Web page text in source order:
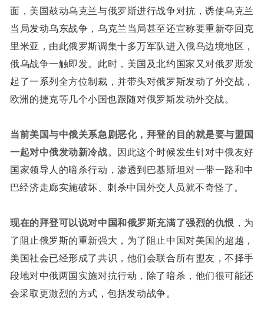
面，美国鼓动乌克兰与俄罗斯进行战争对抗，诱使乌克兰
当局发动乌东战争，乌克兰当局甚至还宣称要重新夺回克
里米亚，由此俄罗斯调集十多万军队进入俄乌边境地区，
俄乌战争一触即发。此时，美国及北约国家又对俄罗斯发
起了一系列全方位制裁，并带头对俄罗斯发动了外交战，
欧洲的捷克等几个小国也跟随对俄罗斯发动外交战。
当前美国与中俄关系急剧恶化，拜登的目的就是要与盟国
一起对中俄发动新冷战。因此这个时候发生针对中俄友好
国家领导人的暗杀行动，渗透到巴基斯坦对一带一路和中
巴经济走廊实施破坏、刺杀中国外交人员就不奇怪了。
现在的拜登可以说对中国和俄罗斯充满了强烈的仇恨 ，为
了阻止俄罗斯的重新强大，为了阻止中国对美国的超越，
美国社会已经形成了共识，他们会联合所有盟友，不择手
段地对中俄两国实施对抗行动，除了暗杀，他们很可能还
会采取更激烈的方式，包括发动战争。